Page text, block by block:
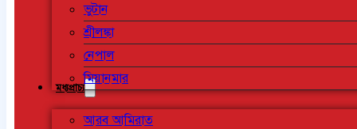
ভুটান
শ্রীলঙ্কা
নেপাল
মিয়ানমার
মধ্যপ্রাচ্য
আরব আমিরাত